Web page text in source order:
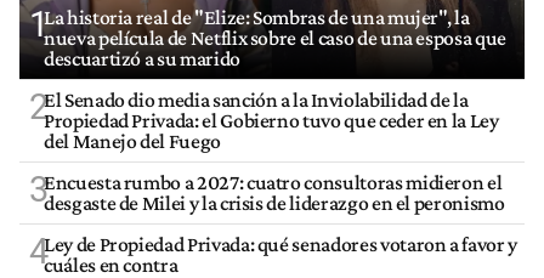
1La historia real de "Elize: Sombras de una mujer", la
nueva película de Netflix sobre el caso de una esposa que
descuartizó a su marido
2El Senado dio media sanción a la Inviolabilidad de la
Propiedad Privada: el Gobierno tuvo que ceder en la Ley
del Manejo del Fuego
3Encuesta rumbo a 2027: cuatro consultoras midieron el
desgaste de Milei y la crisis de liderazgo en el peronismo
4Ley de Propiedad Privada: qué senadores votaron a favor y
cuáles en contra